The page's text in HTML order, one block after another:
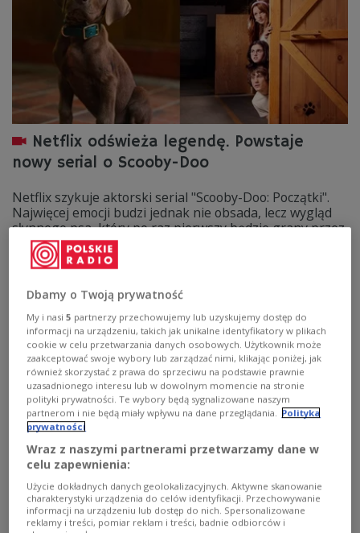
Netflix odświeża legendę. Powstaje
nowy serial o Scooby-Doo
Netflix szykuje aktorski serial "Scooby-Doo: Początki".
Najwięcej emocji budzi jednak nie obsada, lecz wygląd
słynnego psa, który po raz pierwszy będzie grany przez
prawdziwe zwierzę.
Zobacz więcej na temat:
Czy muzyka odstrasza komary?
Naukowcy sprawdzili, jaki gatunek działa
najlepiej
Dbamy o Twoją prywatność
My i nasi5 partnerzy przechowujemy lub uzyskujemy dostęp do
informacji na urządzeniu, takich jak unikalne identyfikatory w plikach
cookie w celu przetwarzania danych osobowych. Użytkownik może
zaakceptować swoje wybory lub zarządzać nimi, klikając poniżej, jak
również skorzystać z prawa do sprzeciwu na podstawie prawnie
uzasadnionego interesu lub w dowolnym momencie na stronie
polityki prywatności. Te wybory będą sygnalizowane naszym
partnerom i nie będą miały wpływu na dane przeglądania. Polityka
prywatności
Wraz z naszymi partnerami przetwarzamy dane w
celu zapewnienia:
Użycie dokładnych danych geolokalizacyjnych. Aktywne skanowanie
charakterystyki urządzenia do celów identyfikacji. Przechowywanie
informacji na urządzeniu lub dostęp do nich. Spersonalizowane
reklamy i treści, pomiar reklam i treści, badnie odbiorców i